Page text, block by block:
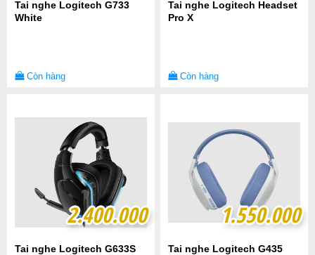
Tai nghe Logitech G733
White
Còn hàng
Tai nghe Logitech Headset
Pro X
Còn hàng
2.400.000
2.400.000
Tai nghe Logitech G633S
1.550.000
1.550.000
Tai nghe Logitech G435